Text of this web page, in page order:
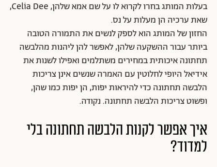
בעלות המותג בחרו לקרוא לו על שם אמא שלהן, Celia Dee,
שאת ערכיה הן מעלות על נס.
החזון של המותג הוא לספק לנשים את התמורה הטובה
ביותר עבור ההשקעה שלהן, לאפשר להן ליהנות מהלבשה
תחתונה איכותית במחירים משתלמים ואפילו לשנות את
אידיאל היופי לחלוטין עם האמרה שנשים אינן צריכות
הלבשה תחתונה כדי להיראות יפות, הן יפות כמו שהן,
ופשוט צריכות הלבשה תחתונה. נקודה.
איך אפשר לקנות הלבשה תחתונה בלי
למדוד?